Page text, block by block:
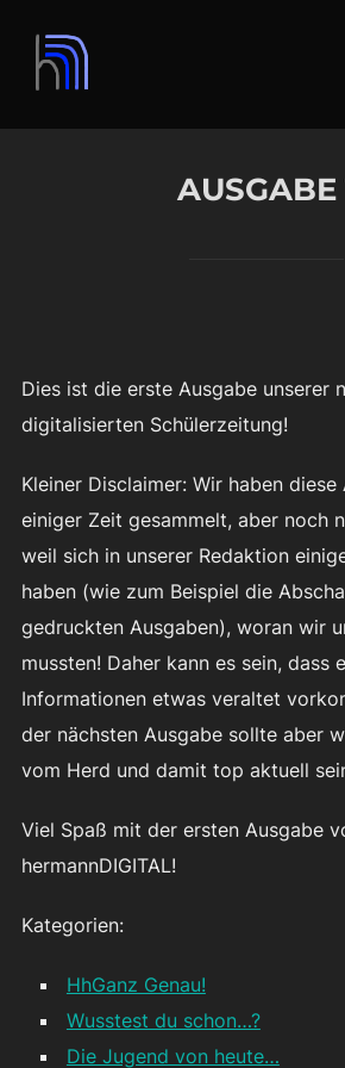
Inhalt
springen
AUSGABE
Dies ist die erste Ausgabe unserer
digitalisierten Schülerzeitung!
Kleiner Disclaimer: Wir haben
einiger Zeit gesammelt, aber noch
weil sich in unserer Redaktion
haben (wie zum Beispiel die
gedruckten Ausgaben), woran wir
mussten! Daher kann es sein, dass
Informationen etwas veraltet
der nächsten Ausgabe sollte aber
vom Herd und damit top aktuell
Viel Spaß mit der ersten Ausgabe
hermannDIGITAL!
Kategorien:
HhGanz Genau!
Wusstest du schon…?
Die Jugend von heute…